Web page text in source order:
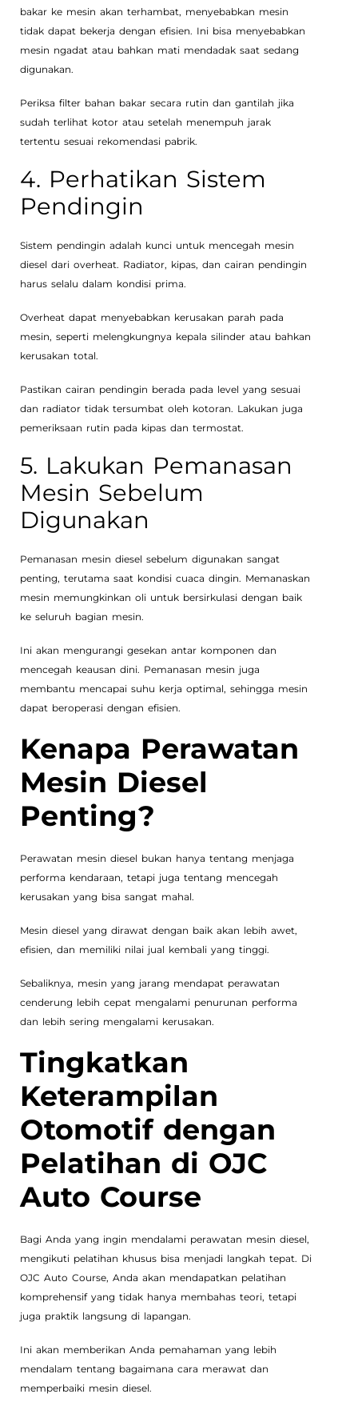
bakar ke mesin akan terhambat, menyebabkan mesin
tidak dapat bekerja dengan efisien. Ini bisa menyebabkan
mesin ngadat atau bahkan mati mendadak saat sedang
digunakan.
Periksa filter bahan bakar secara rutin dan gantilah jika
sudah terlihat kotor atau setelah menempuh jarak
tertentu sesuai rekomendasi pabrik.
4. Perhatikan Sistem
Pendingin
Sistem pendingin adalah kunci untuk mencegah mesin
diesel dari overheat. Radiator, kipas, dan cairan pendingin
harus selalu dalam kondisi prima.
Overheat dapat menyebabkan kerusakan parah pada
mesin, seperti melengkungnya kepala silinder atau bahkan
kerusakan total.
Pastikan cairan pendingin berada pada level yang sesuai
dan radiator tidak tersumbat oleh kotoran. Lakukan juga
pemeriksaan rutin pada kipas dan termostat.
5. Lakukan Pemanasan
Mesin Sebelum
Digunakan
Pemanasan mesin diesel sebelum digunakan sangat
penting, terutama saat kondisi cuaca dingin. Memanaskan
mesin memungkinkan oli untuk bersirkulasi dengan baik
ke seluruh bagian mesin.
Ini akan mengurangi gesekan antar komponen dan
mencegah keausan dini. Pemanasan mesin juga
membantu mencapai suhu kerja optimal, sehingga mesin
dapat beroperasi dengan efisien.
Kenapa Perawatan
Mesin Diesel
Penting?
Perawatan mesin diesel bukan hanya tentang menjaga
performa kendaraan, tetapi juga tentang mencegah
kerusakan yang bisa sangat mahal.
Mesin diesel yang dirawat dengan baik akan lebih awet,
efisien, dan memiliki nilai jual kembali yang tinggi.
Sebaliknya, mesin yang jarang mendapat perawatan
cenderung lebih cepat mengalami penurunan performa
dan lebih sering mengalami kerusakan.
Tingkatkan
Keterampilan
Otomotif dengan
Pelatihan di OJC
Auto Course
Bagi Anda yang ingin mendalami perawatan mesin diesel,
mengikuti pelatihan khusus bisa menjadi langkah tepat. Di
OJC Auto Course, Anda akan mendapatkan pelatihan
komprehensif yang tidak hanya membahas teori, tetapi
juga praktik langsung di lapangan.
Ini akan memberikan Anda pemahaman yang lebih
mendalam tentang bagaimana cara merawat dan
memperbaiki mesin diesel.